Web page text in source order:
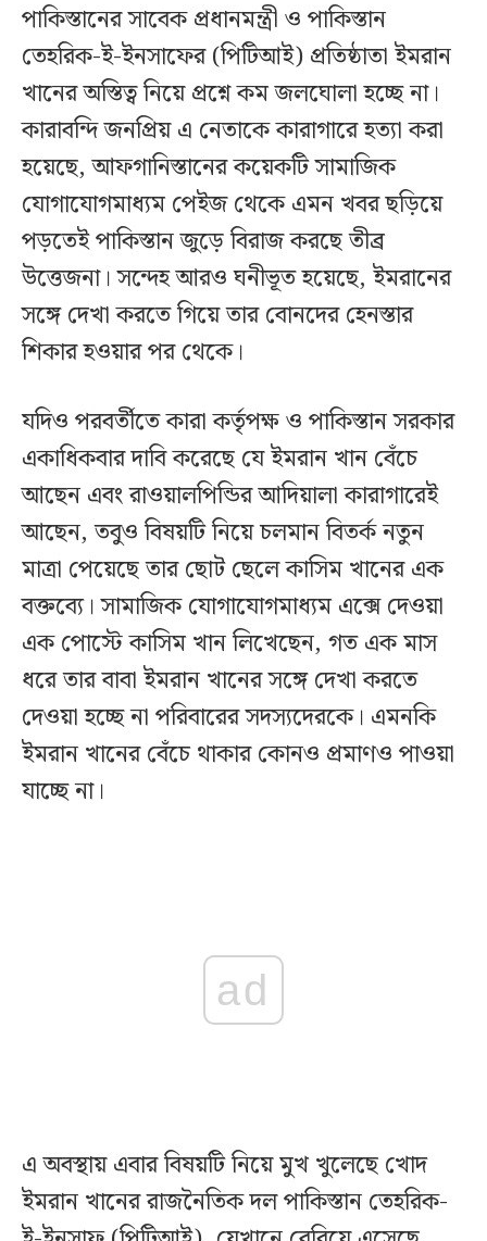
পাকিস্তানের সাবেক প্রধানমন্ত্রী ও পাকিস্তান
তেহরিক-ই-ইনসাফের (পিটিআই) প্রতিষ্ঠাতা ইমরান
খানের অস্তিত্ব নিয়ে প্রশ্নে কম জলঘোলা হচ্ছে না।
কারাবন্দি জনপ্রিয় এ নেতাকে কারাগারে হত্যা করা
হয়েছে, আফগানিস্তানের কয়েকটি সামাজিক
যোগাযোগমাধ্যম পেইজ থেকে এমন খবর ছড়িয়ে
পড়তেই পাকিস্তান জুড়ে বিরাজ করছে তীব্র
উত্তেজনা। সন্দেহ আরও ঘনীভূত হয়েছে, ইমরানের
সঙ্গে দেখা করতে গিয়ে তার বোনদের হেনস্তার
শিকার হওয়ার পর থেকে।
যদিও পরবর্তীতে কারা কর্তৃপক্ষ ও পাকিস্তান সরকার
একাধিকবার দাবি করেছে যে ইমরান খান বেঁচে
আছেন এবং রাওয়ালপিন্ডির আদিয়ালা কারাগারেই
আছেন, তবুও বিষয়টি নিয়ে চলমান বিতর্ক নতুন
মাত্রা পেয়েছে তার ছোট ছেলে কাসিম খানের এক
বক্তব্যে। সামাজিক যোগাযোগমাধ্যম এক্সে দেওয়া
এক পোস্টে কাসিম খান লিখেছেন, গত এক মাস
ধরে তার বাবা ইমরান খানের সঙ্গে দেখা করতে
দেওয়া হচ্ছে না পরিবারের সদস্যদেরকে। এমনকি
ইমরান খানের বেঁচে থাকার কোনও প্রমাণও পাওয়া
যাচ্ছে না।
ad
এ অবস্থায় এবার বিষয়টি নিয়ে মুখ খুলেছে খোদ
ইমরান খানের রাজনৈতিক দল পাকিস্তান তেহরিক-